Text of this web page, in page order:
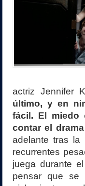
actriz Jennifer
último, y en
fácil. El miedo
contar el
adelante tras la
recurrentes
juega durante
pensar que se